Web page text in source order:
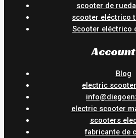
scooter de
scooter eléctrico
Scooter eléctrico
Account
Blog
electric
electric scooter
scooters
fabricante de